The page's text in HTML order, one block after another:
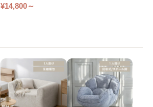
コイルマットレス セミ
¥14,800～